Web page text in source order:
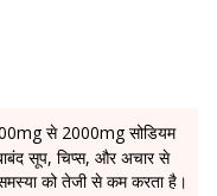
से 2000mg सोडियम
सूप, चिप्स, और अचार से
को तेजी से कम करता है।